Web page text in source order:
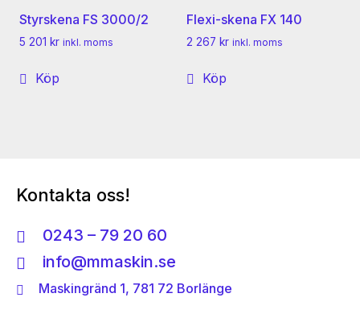
olika
alternativen
Styrskena FS 3000/2
5 201 kr inkl. moms
Köp
Flexi-skena FX 140
2 267 kr inkl. moms
Köp
Kontakta oss!
0243 – 79 20 60
info@mmaskin.se
Maskingränd 1, 781 72 Borlänge